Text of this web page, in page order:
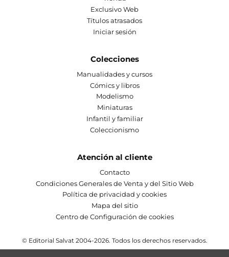
Exclusivo Web
Títulos atrasados
Iniciar sesión
Colecciones
Manualidades y cursos
Cómics y libros
Modelismo
Miniaturas
Infantil y familiar
Coleccionismo
Atención al cliente
Contacto
Condiciones Generales de Venta y del Sitio Web
Política de privacidad y cookies
Mapa del sitio
Centro de Configuración de cookies
© Editorial Salvat 2004-2026. Todos los derechos reservados.